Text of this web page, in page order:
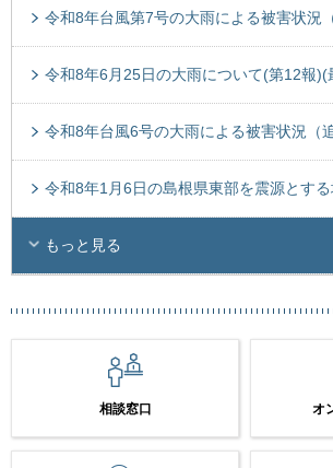
令和8年台風第7号の大雨による被害状況
令和8年6月25日の大雨について(第12報)(
令和8年台風6号の大雨による被害状況（
令和8年1月6日の島根県東部を震源とす
もっと見る
相談窓口 オ